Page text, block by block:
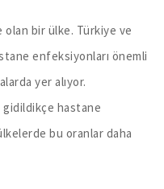
olan bir ülke. Türkiye ve
enfeksiyonları önemli
yer alıyor.
gidildikçe hastane
bu oranlar daha